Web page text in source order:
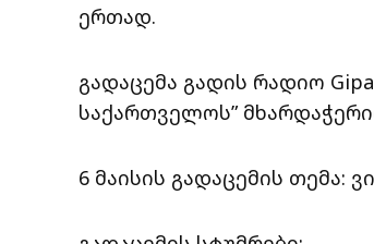
ერთად.
გადაცემა გადის რადიო
საქართველოს”
6 მაისის გადაცემის თემა: